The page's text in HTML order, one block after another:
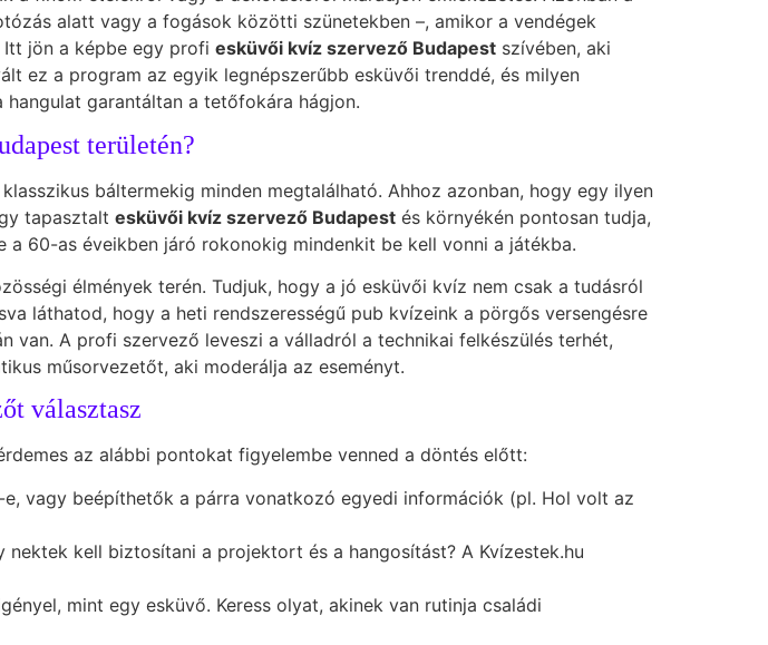
alatt vagy a fogások közötti szünetekben –, amikor a vendégek
Itt jön a képbe egy profi esküvői kvíz szervező Budapest szívében, aki
ez a program az egyik legnépszerűbb esküvői trenddé, és milyen
garantáltan a tetőfokára hágjon.
területén?
báltermekig minden megtalálható. Ahhoz azonban, hogy egy ilyen
tapasztalt esküvői kvíz szervező Budapest és környékén pontosan tudja,
60-as éveikben járó rokonokig mindenkit be kell vonni a játékba.
élmények terén. Tudjuk, hogy a jó esküvői kvíz nem csak a tudásról
láthatod, hogy a heti rendszerességű pub kvízeink a pörgős versengésre
van. A profi szervező leveszi a válladról a technikai felkészülés terhét,
műsorvezetőt, aki moderálja az eseményt.
választasz
az alábbi pontokat figyelembe venned a döntés előtt:
vagy beépíthetők a párra vonatkozó egyedi információk (pl. Hol volt az
kell biztosítani a projektort és a hangosítást? A Kvízestek.hu
mint egy esküvő. Keress olyat, akinek van rutinja családi